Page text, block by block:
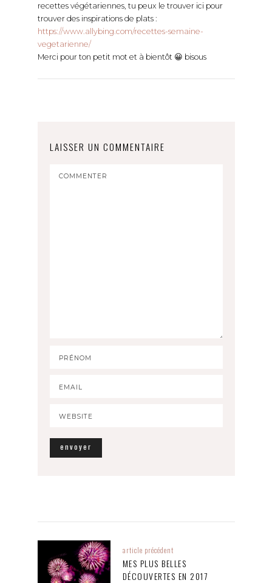
recettes végétariennes, tu peux le trouver ici pour
trouver des inspirations de plats :
https://www.allybing.com/recettes-semaine-
vegetarienne/
Merci pour ton petit mot et à bientôt 😀 bisous
LAISSER UN COMMENTAIRE
article précédent
MES PLUS BELLES
DÉCOUVERTES EN 2017